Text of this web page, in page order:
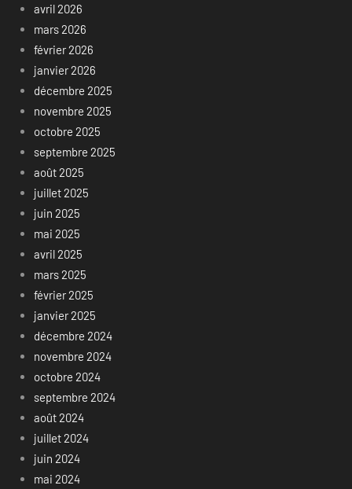
avril 2026
mars 2026
février 2026
janvier 2026
décembre 2025
novembre 2025
octobre 2025
septembre 2025
août 2025
juillet 2025
juin 2025
mai 2025
avril 2025
mars 2025
février 2025
janvier 2025
décembre 2024
novembre 2024
octobre 2024
septembre 2024
août 2024
juillet 2024
juin 2024
mai 2024